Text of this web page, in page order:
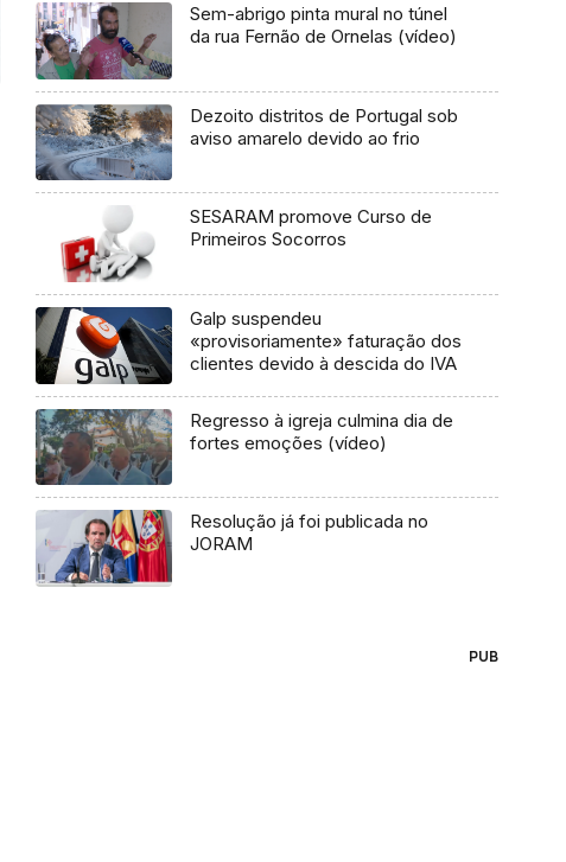
Sem-abrigo pinta mural no túnel
da rua Fernão de Ornelas (vídeo)
Dezoito distritos de Portugal sob
aviso amarelo devido ao frio
SESARAM promove Curso de
Primeiros Socorros
Galp suspendeu
«provisoriamente» faturação dos
clientes devido à descida do IVA
Regresso à igreja culmina dia de
fortes emoções (vídeo)
Resolução já foi publicada no
JORAM
PUB